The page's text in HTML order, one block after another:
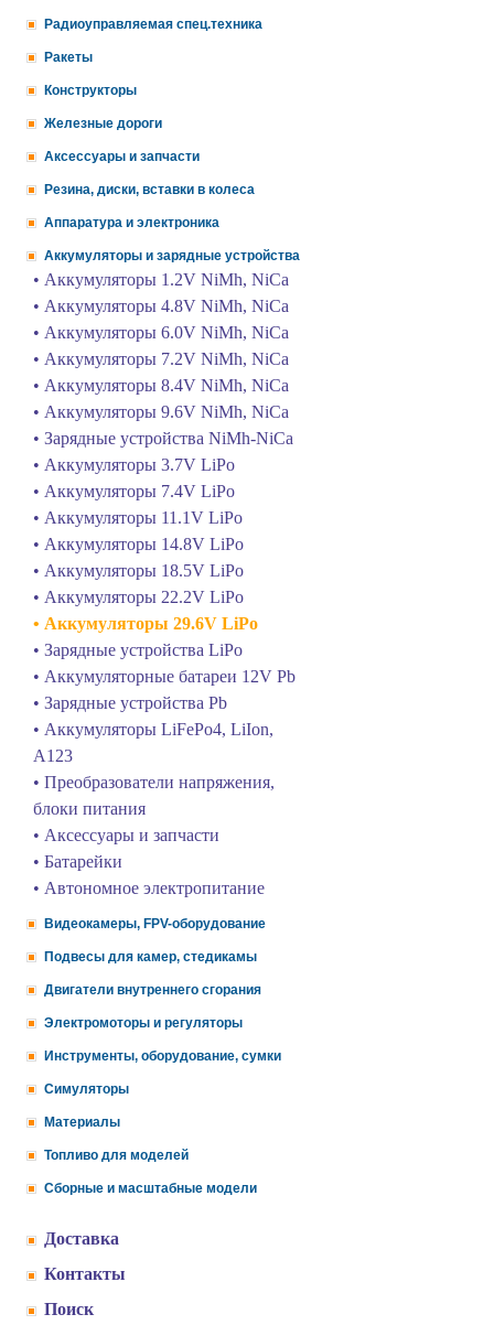
Радиоуправляемая спец.техника
Ракеты
Конструкторы
Железные дороги
Аксессуары и запчасти
Резина, диски, вставки в колеса
Аппаратура и электроника
Аккумуляторы и зарядные устройства
• Аккумуляторы 1.2V NiMh, NiCa
• Аккумуляторы 4.8V NiMh, NiCa
• Аккумуляторы 6.0V NiMh, NiCa
• Аккумуляторы 7.2V NiMh, NiCa
• Аккумуляторы 8.4V NiMh, NiCa
• Аккумуляторы 9.6V NiMh, NiCa
• Зарядные устройства NiMh-NiCa
• Аккумуляторы 3.7V LiPo
• Аккумуляторы 7.4V LiPo
• Аккумуляторы 11.1V LiPo
• Аккумуляторы 14.8V LiPo
• Аккумуляторы 18.5V LiPo
• Аккумуляторы 22.2V LiPo
• Аккумуляторы 29.6V LiPo
• Зарядные устройства LiPo
• Аккумуляторные батареи 12V Pb
• Зарядные устройства Pb
• Аккумуляторы LiFePo4, LiIon,
A123
• Преобразователи напряжения,
блоки питания
• Аксессуары и запчасти
• Батарейки
• Автономное электропитание
Видеокамеры, FPV-оборудование
Подвесы для камер, стедикамы
Двигатели внутреннего сгорания
Электромоторы и регуляторы
Инструменты, оборудование, сумки
Симуляторы
Материалы
Топливо для моделей
Сборные и масштабные модели
Доставка
Контакты
Поиск